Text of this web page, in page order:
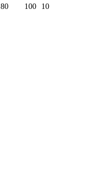
80 100 10